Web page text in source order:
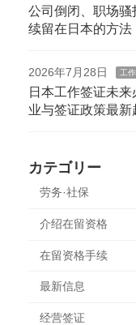
公司倒闭、职场
续留在日本的方法
2026年7月28日 工
日本工作签证未
业与签证政策最新
カテゴリー
劳务·社保
介绍在留资格
在留资格手续
最新信息
经营签证